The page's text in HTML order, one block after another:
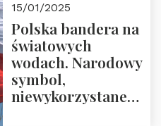
Prowadzi prof.
Zbigniew
Stawrowski
15/01/2025
Polska bandera na
światowych
wodach. Narodowy
symbol,
niewykorzystane